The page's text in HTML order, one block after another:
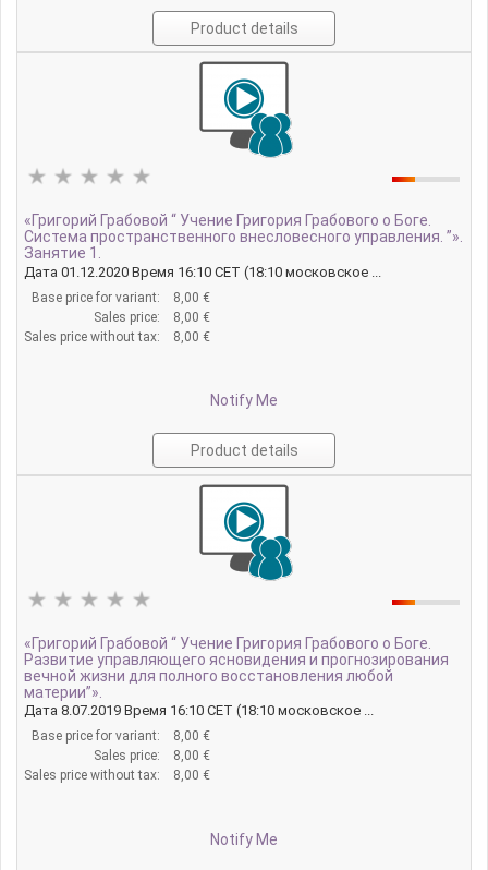
Product details
«Григорий Грабовой “ Учение Григория Грабового о Боге.
Система пространственного внесловесного управления. ”».
Занятие 1.
Дата 01.12.2020 Время 16:10 CET (18:10 московское ...
Base price for variant:
8,00 €
Sales price:
8,00 €
Sales price without tax:
8,00 €
Notify Me
Product details
«Григорий Грабовой “ Учение Григория Грабового о Боге.
Развитие управляющего ясновидения и прогнозирования
вечной жизни для полного восстановления любой
материи”».
Дата 8.07.2019 Время 16:10 CET (18:10 московское ...
Base price for variant:
8,00 €
Sales price:
8,00 €
Sales price without tax:
8,00 €
Notify Me